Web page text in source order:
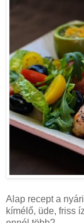
Alap recept a
kímélő, üde, friss